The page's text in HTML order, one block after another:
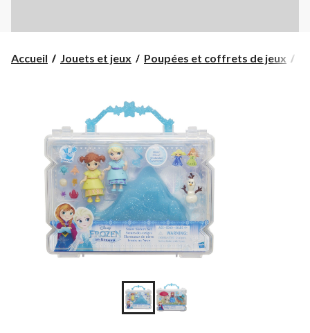
Accueil Jouets et jeux Poupées et coffrets de jeux